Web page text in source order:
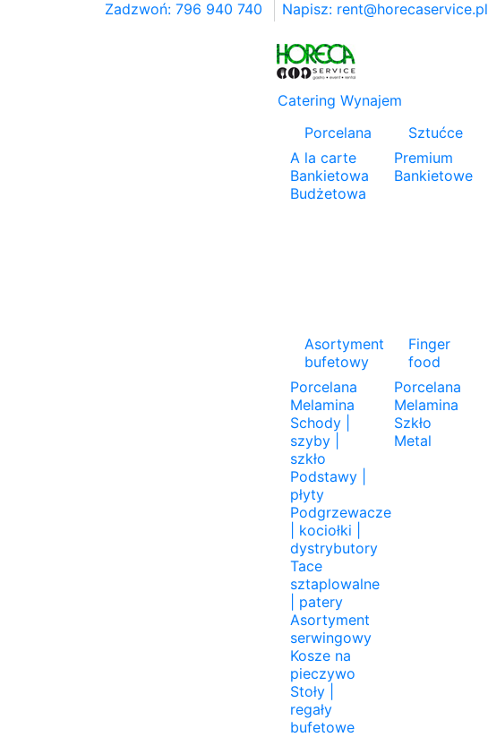
Zadzwoń: 796 940 740 Napisz: rent@horecaservice.pl
Catering Wynajem
Porcelana
A la carte
Bankietowa
Budżetowa
Sztućce
Premium
Bankietowe
Asortyment
bufetowy
Porcelana
Melamina
Schody |
szyby |
szkło
Podstawy |
płyty
Podgrzewacze
| kociołki |
dystrybutory
Tace
sztaplowalne
| patery
Asortyment
serwingowy
Kosze na
pieczywo
Stoły |
regały
bufetowe
Finger
food
Porcelana
Melamina
Szkło
Metal